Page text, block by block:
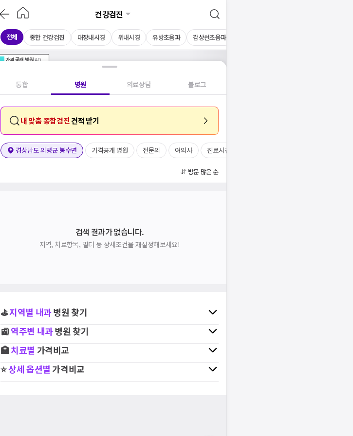
건강검진
전체 종합 건강검진 대장내시경 위내시경 유방초음파 갑상선초음파
가격공개 병원AD
통합 병원 의료상담 블로그
내 맞춤 종합검진 견적 받기
경상남도 의령군 봉수면 가격공개 병원 전문의 여의사 진료시간
방문 많은 순
검색 결과가 없습니다.
지역, 치료항목, 필터 등 상세조건을 재설정해보세요!
⛳지역별 내과병원 찾기
🚉역주변 내과병원 찾기
🏥치료별 가격비교
⭐상세 옵션별가격비교